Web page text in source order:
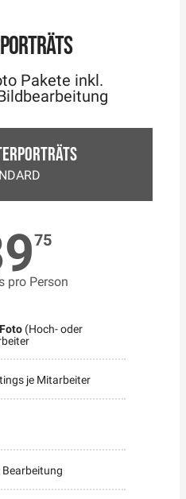
Pakete inkl.
75
pro Person
(Hoch- oder
je Mitarbeiter